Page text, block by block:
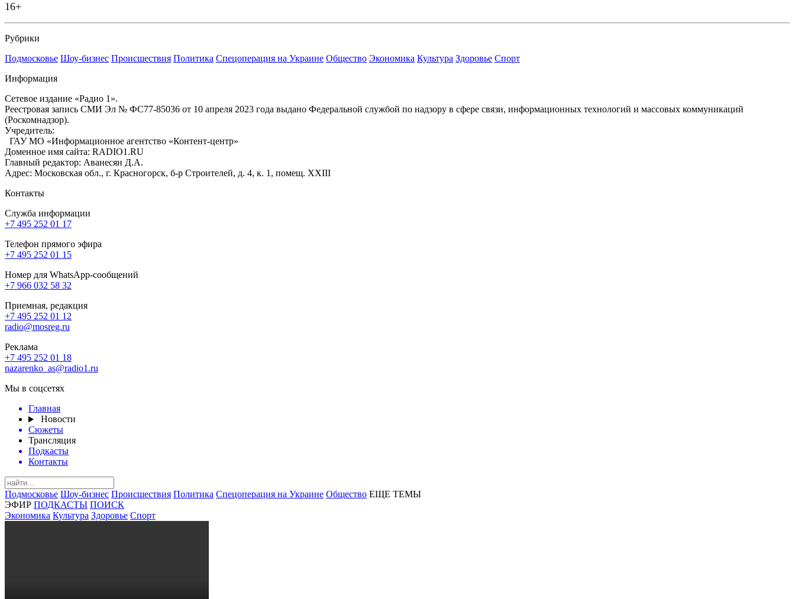
16+
Рубрики
Подмосковье Шоу-бизнес Происшествия Политика Спецоперация на Украине Общество Экономика Культура Здоровье Спорт
Информация
Сетевое издание «Радио 1».
Реестровая запись СМИ Эл № ФС77-85036 от 10 апреля 2023 года выдано Федеральной службой по надзору в сфере связи, информационных технологий и массовых коммуникаций
(Роскомнадзор).
Учредитель:
ГАУ МО «Информационное агентство «Контент-центр»
Доменное имя сайта: RADIO1.RU
Главный редактор: Аванесян Д.А.
Адрес: Московская обл., г. Красногорск, б-р Строителей, д. 4, к. 1, помещ. XXIII
Контакты
Служба информации
+7 495 252 01 17
Телефон прямого эфира
+7 495 252 01 15
Номер для WhatsApp-сообщений
+7 966 032 58 32
Приемная, редакция
+7 495 252 01 12
radio@mosreg.ru
Реклама
+7 495 252 01 18
nazarenko_as@radio1.ru
Мы в соцсетях
Главная
Новости
Сюжеты
Трансляция
Подкасты
Контакты
Подмосковье Шоу-бизнес Происшествия Политика Спецоперация на Украине Общество ЕЩЕ ТЕМЫ
ЭФИР ПОДКАСТЫ ПОИСК
Экономика Культура Здоровье Спорт